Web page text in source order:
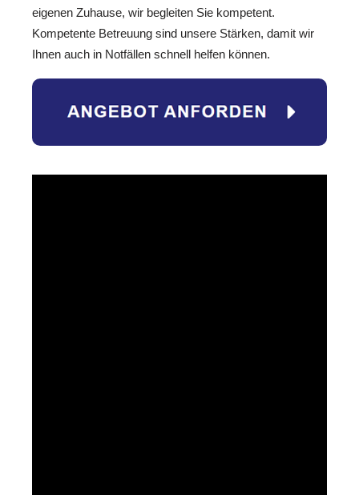
eigenen Zuhause, wir begleiten Sie kompetent.
Kompetente Betreuung sind unsere Stärken, damit wir
Ihnen auch in Notfällen schnell helfen können.